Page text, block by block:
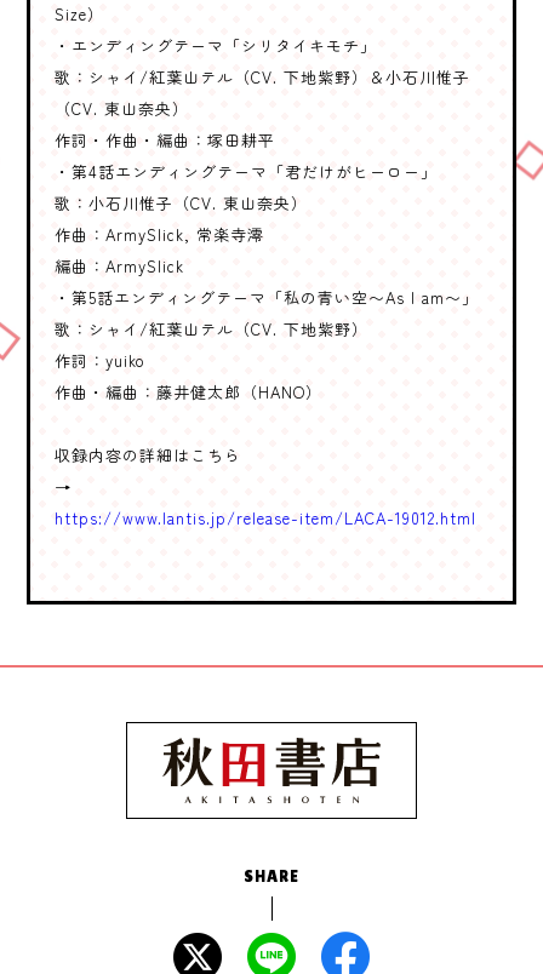
Size）
・エンディングテーマ「シリタイキモチ」
歌：シャイ/紅葉山テル（CV. 下地紫野）＆小石川惟子
（CV. 東山奈央）
作詞・作曲・編曲：塚田耕平
・第4話エンディングテーマ「君だけがヒーロー」
歌：小石川惟子（CV. 東山奈央）
作曲：ArmySlick, 常楽寺澪
編曲：ArmySlick
・第5話エンディングテーマ「私の青い空〜As I am〜」
歌：シャイ/紅葉山テル（CV. 下地紫野）
作詞：yuiko
作曲・編曲：藤井健太郎（HANO）
収録内容の詳細はこちら
→
https://www.lantis.jp/release-item/LACA-19012.html
SHARE